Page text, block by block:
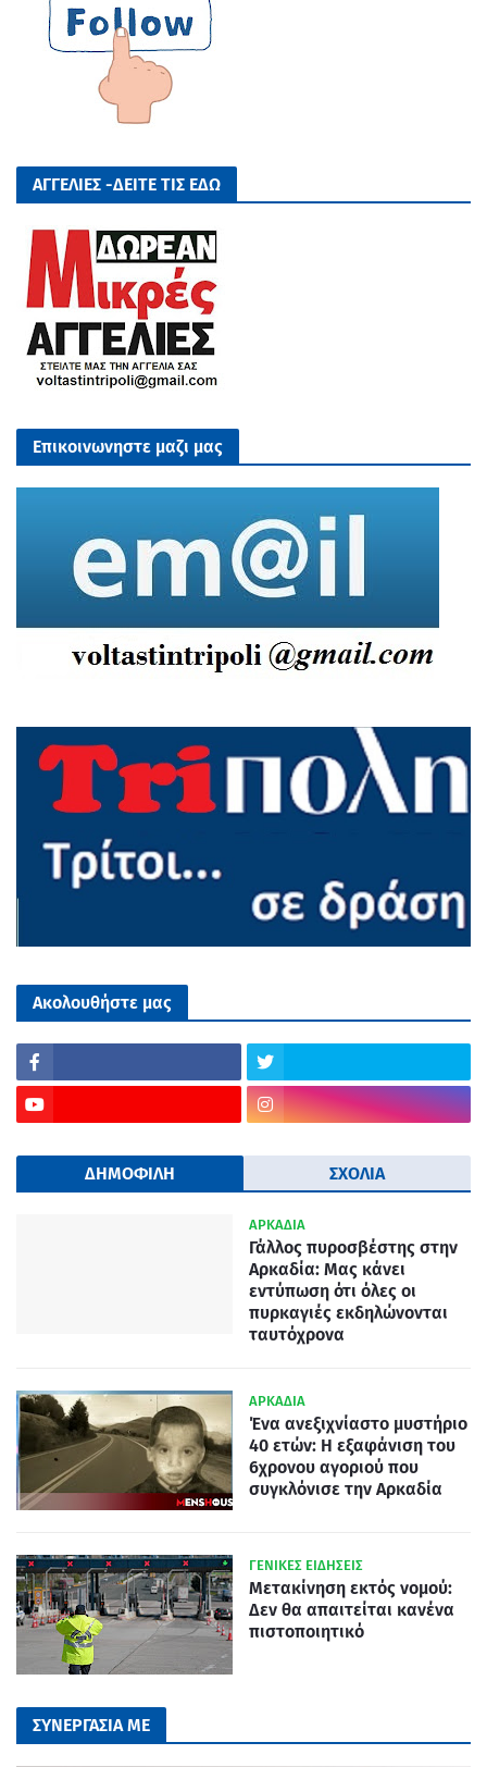
ΑΓΓΕΛΙΕΣ -ΔΕΙΤΕ ΤΙΣ ΕΔΩ
Επικοινωνηστε μαζι μας
Ακολουθήστε μας
ΔΗΜΟΦΙΛΗ ΣΧΟΛΙΑ
ΑΡΚΑΔΙΑ
Γάλλος πυροσβέστης στην
Αρκαδία: Μας κάνει
εντύπωση ότι όλες οι
πυρκαγιές εκδηλώνονται
ταυτόχρονα
ΑΡΚΑΔΙΑ
Ένα ανεξιχνίαστο μυστήριο
40 ετών: Η εξαφάνιση του
6χρονου αγοριού που
συγκλόνισε την Αρκαδία
ΓΕΝΙΚΕΣ ΕΙΔΗΣΕΙΣ
Μετακίνηση εκτός νομού:
Δεν θα απαιτείται κανένα
πιστοποιητικό
ΣΥΝΕΡΓΑΣΙΑ ΜΕ